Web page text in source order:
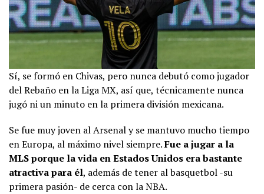
Sí, se formó en Chivas, pero nunca debutó como jugador
del Rebaño en la Liga MX, así que, técnicamente nunca
jugó ni un minuto en la primera división mexicana.
Se fue muy joven al Arsenal y se mantuvo mucho tiempo
en Europa, al máximo nivel siempre.Fue a jugar a la
MLS porque la vida en Estados Unidos era bastante
atractiva para él, además de tener al basquetbol -su
primera pasión- de cerca con la NBA.